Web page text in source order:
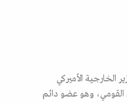
منصب نائب مساعد وزير الخارجية الأميركي
وهو عضو دائم